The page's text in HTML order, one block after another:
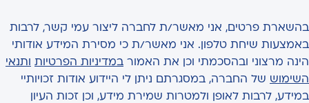
בהשארת פרטים, אני מאשר/ת לחברה ליצור עמי קשר, לרבות
באמצעות שיחת טלפון. אני מאשר/ת כי מסירת המידע אודותי
הינה מרצוני ובהסכמתי וכן את האמור במדיניות הפרטיות ותנאי
השימוש של החברה, במסגרתם ניתן לי היידוע אודות זכויותיי
במידע, לרבות לאופן ולמטרות שמירת מידע, וכן זכות העיון